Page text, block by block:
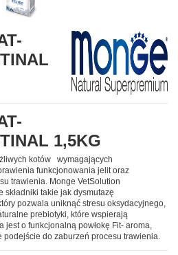
1,5KG
kotów wymagających
funkcjonowania jelit oraz
trawienia. Monge VetSolution
takie jak dysmutazę
pozwala uniknąć stresu oksydacyjnego,
prebiotyki, które wspierają
o funkcjonalną powłokę Fit- aroma,
do zaburzeń procesu trawienia.